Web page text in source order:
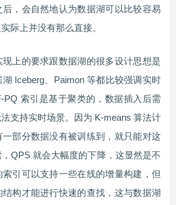
，会自然地认为数据湖可以比较容易
际上并没有那么直接。
上的要求跟数据湖的很多设计思想是
Iceberg、Paimon 等都比较强调实时
PQ 索引是基于聚类的，数据插入后需
支持实时场景。因为 K-means 算法计
部分数据没有被训练到，就只能对这
QPS 就会大幅度的下降，这显然是不
引可以支持一些在线的增量构建，但
构才能进行快速的查找，这与数据湖